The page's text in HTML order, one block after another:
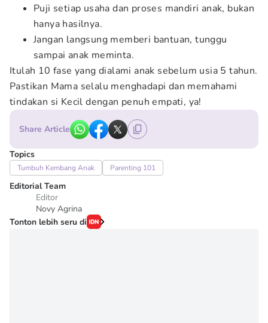
Puji setiap usaha dan proses mandiri anak, bukan
hanya hasilnya.
Jangan langsung memberi bantuan, tunggu
sampai anak meminta.
Itulah 10 fase yang dialami anak sebelum usia 5 tahun.
Pastikan Mama selalu menghadapi dan memahami
tindakan si Kecil dengan penuh empati, ya!
Share Article
Topics
Tumbuh Kembang Anak Parenting 101
Editorial Team
Editor
Novy Agrina
Tonton lebih seru di